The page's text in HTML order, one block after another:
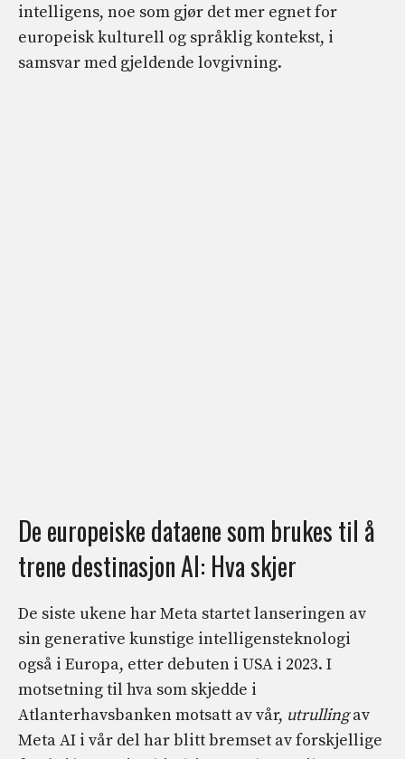
intelligens, noe som gjør det mer egnet for
europeisk kulturell og språklig kontekst, i
samsvar med gjeldende lovgivning.
De europeiske dataene som brukes til å
trene destinasjon AI: Hva skjer
De siste ukene har Meta startet lanseringen av
sin generative kunstige intelligensteknologi
også i Europa, etter debuten i USA i 2023. I
motsetning til hva som skjedde i
Atlanterhavsbanken motsatt av vår, utrullingav
Meta AI i vår del har blitt bremset av forskjellige